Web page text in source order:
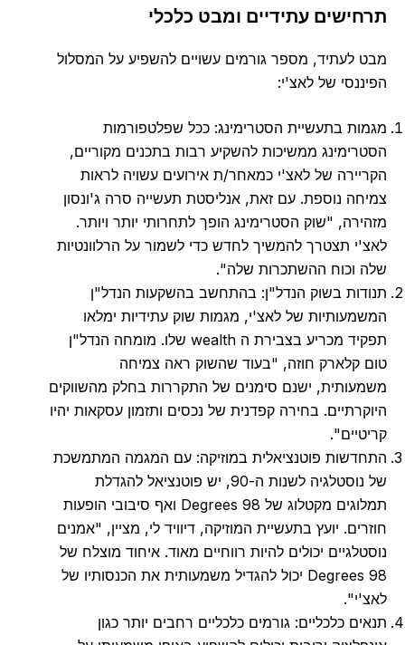
תרחישים עתידיים ומבט כלכלי
מבט לעתיד, מספר גורמים עשויים להשפיע על המסלול
הפיננסי של לאצ'י:
מגמות בתעשיית הסטרימינג: ככל שפלטפורמות
הסטרימינג ממשיכות להשקיע רבות בתכנים מקוריים,
הקריירה של לאצ'י כמאחר/ת אירועים עשויה לראות
צמיחה נוספת. עם זאת, אנליסטת תעשייה סרה ג'ונסון
מזהירה, "שוק הסטרימינג הופך לתחרותי יותר ויותר.
לאצ'י תצטרך להמשיך לחדש כדי לשמור על הרלוונטיות
שלה וכוח ההשתכרות שלה".
תנודות בשוק הנדל"ן: בהתחשב בהשקעות הנדל"ן
המשמעותיות של לאצ'י, מגמות שוק עתידיות ימלאו
תפקיד מכריע בצבירת ה wealth שלו. מומחה הנדל"ן
טום קלארק חוזה, "בעוד שהשוק ראה צמיחה
משמעותית, ישנם סימנים של התקררות בחלק מהשווקים
היוקרתיים. בחירה קפדנית של נכסים ותזמון עסקאות יהיו
קריטיים".
התחדשות פוטנציאלית במוזיקה: עם המגמה המתמשכת
של נוסטלגיה לשנות ה-90, יש פוטנציאל להגדלת
תמלוגים מקטלוג של 98 Degrees ואף סיבובי הופעות
חוזרים. יועץ בתעשיית המוזיקה, דיוויד לי, מציין, "אמנים
נוסטלגיים יכולים להיות רווחיים מאוד. איחוד מוצלח של
98 Degrees יכול להגדיל משמעותית את הכנסותיו של
לאצ'י".
תנאים כלכליים: גורמים כלכליים רחבים יותר כגון